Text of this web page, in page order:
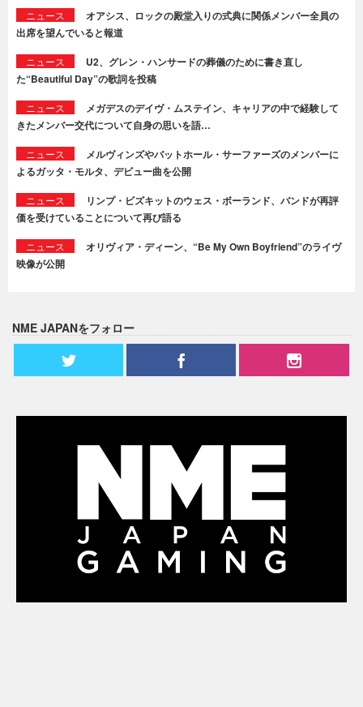
ニュース
オアシス、ロックの殿堂入りの式典に関係メンバー全員の
出席を望んでいると報道
ニュース
U2、グレン・ハンサードの葬儀のために書き直し
た“Beautiful Day”の歌詞を投稿
ニュース
メガデスのデイヴ・ムステイン、キャリアの中で経験して
きたメンバー交代について自身の思いを語…
ニュース
メルヴィンズやバットホール・サーファーズのメンバーに
よるガッタ・モルタ、デビュー曲を公開
ニュース
リンプ・ビズキットのウェス・ボーランド、バンドが再評
価を受けていることについて再び語る
ニュース
オリヴィア・ディーン、“Be My Own Boyfriend”のライヴ
映像が公開
NME JAPANをフォロー